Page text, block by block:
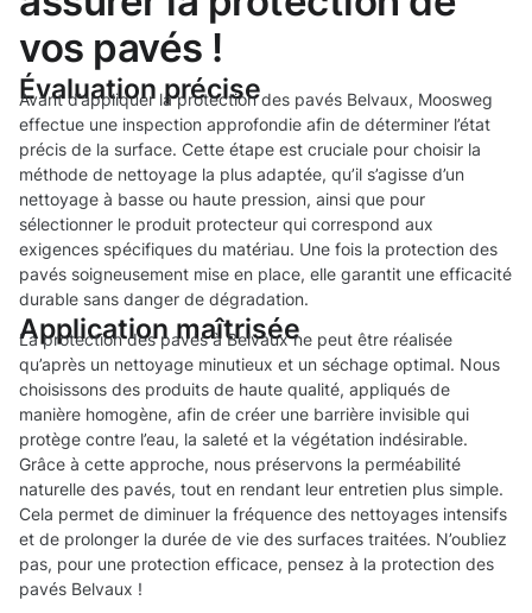
vos pavés !
Évaluation précise
Avant d’appliquer la protection des pavés Belvaux, Moosweg
effectue une inspection approfondie afin de déterminer l’état
précis de la surface. Cette étape est cruciale pour choisir la
méthode de nettoyage la plus adaptée, qu’il s’agisse d’un
nettoyage à basse ou haute pression, ainsi que pour
sélectionner le produit protecteur qui correspond aux
exigences spécifiques du matériau. Une fois la protection des
pavés soigneusement mise en place, elle garantit une efficacité
durable sans danger de dégradation.
Application maîtrisée
La protection des pavés à Belvaux ne peut être réalisée
qu’après un nettoyage minutieux et un séchage optimal. Nous
choisissons des produits de haute qualité, appliqués de
manière homogène, afin de créer une barrière invisible qui
protège contre l’eau, la saleté et la végétation indésirable.
Grâce à cette approche, nous préservons la perméabilité
naturelle des pavés, tout en rendant leur entretien plus simple.
Cela permet de diminuer la fréquence des nettoyages intensifs
et de prolonger la durée de vie des surfaces traitées. N’oubliez
pas, pour une protection efficace, pensez à la protection des
pavés Belvaux !